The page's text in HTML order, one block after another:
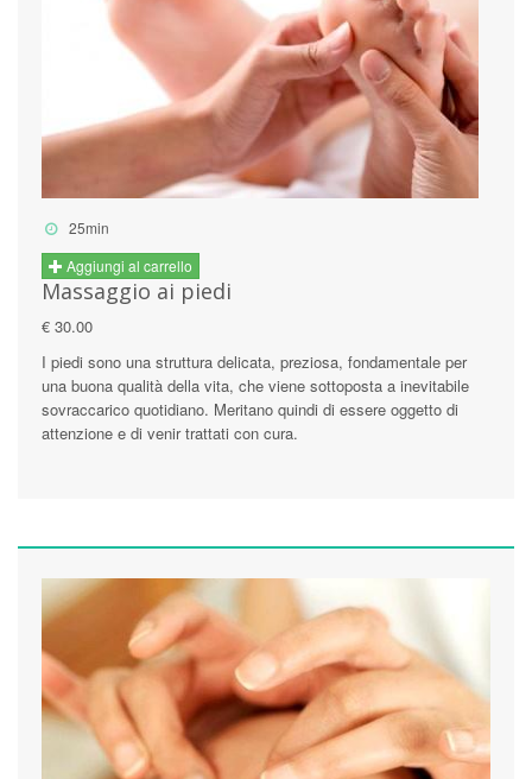
25min
Aggiungi al carrello
Massaggio ai piedi
€ 30.00
I piedi sono una struttura delicata, preziosa, fondamentale per
una buona qualità della vita, che viene sottoposta a inevitabile
sovraccarico quotidiano. Meritano quindi di essere oggetto di
attenzione e di venir trattati con cura.